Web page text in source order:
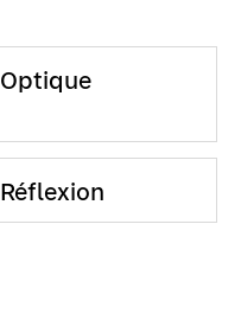
Optique
Réflexion